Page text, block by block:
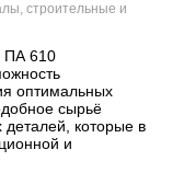
строительные и
ПА 610
оптимальных
сырьё
которые в
и